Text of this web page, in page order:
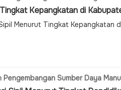
Kepangkatan di
Menurut Tingkat
Sumber Daya